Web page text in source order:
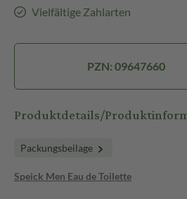
Vielfältige Zahlarten
PZN: 09647660
Produktdetails/
Packungsbeilage
Speick Men Eau de Toilette